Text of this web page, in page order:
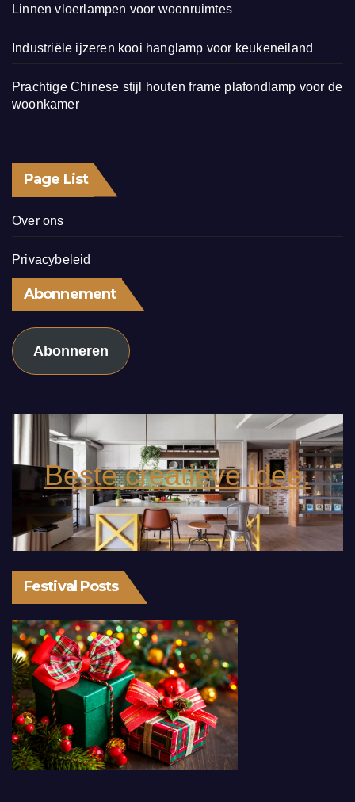
Linnen vloerlampen voor woonruimtes
Industriële ijzeren kooi hanglamp voor keukeneiland
Prachtige Chinese stijl houten frame plafondlamp voor de
woonkamer
Page List
Over ons
Privacybeleid
Abonnement
Abonneren
Beste creatieve idee.
Festival Posts